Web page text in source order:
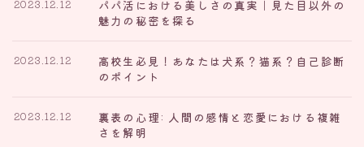
パパ活における美しさの真実｜見た目以外の
魅力の秘密を探る
2023.12.12
高校生必見！あなたは犬系？猫系？自己診断
のポイント
2023.12.12
裏表の心理: 人間の感情と恋愛における複雑
さを解明
2023.12.12